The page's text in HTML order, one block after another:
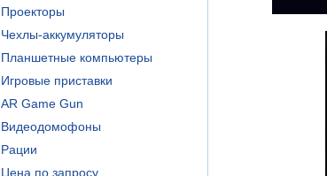
Проекторы
Чехлы-аккумуляторы
Планшетные компьютеры
Игровые приставки
AR Game Gun
Видеодомофоны
Рации
Цена по запросу